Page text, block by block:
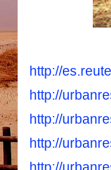
http://
http://
http://
http://